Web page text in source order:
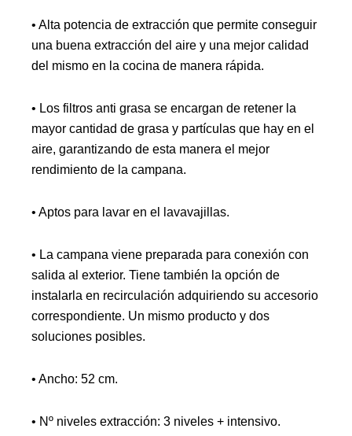
• Alta potencia de extracción que permite conseguir
una buena extracción del aire y una mejor calidad
del mismo en la cocina de manera rápida.
• Los filtros anti grasa se encargan de retener la
mayor cantidad de grasa y partículas que hay en el
aire, garantizando de esta manera el mejor
rendimiento de la campana.
• Aptos para lavar en el lavavajillas.
• La campana viene preparada para conexión con
salida al exterior. Tiene también la opción de
instalarla en recirculación adquiriendo su accesorio
correspondiente. Un mismo producto y dos
soluciones posibles.
• Ancho: 52 cm.
• Nº niveles extracción: 3 niveles + intensivo.